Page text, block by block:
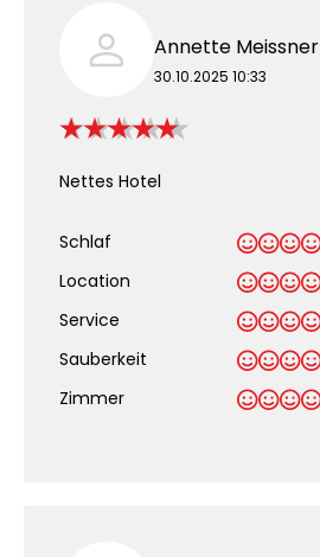
Annette Meissner
30.10.2025 10:33
Nettes Hotel
Schlaf
Location
Service
Sauberkeit
Zimmer